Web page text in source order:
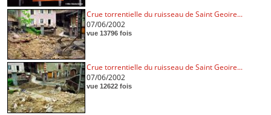
Crue torrentielle du ruisseau de Saint Geoire...
07/06/2002
vue 13796 fois
Crue torrentielle du ruisseau de Saint Geoire...
07/06/2002
vue 12622 fois